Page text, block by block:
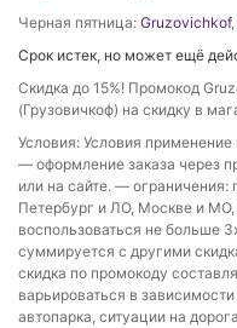
Черная пятница: Gruzovichkof,
Срок истек, но может ещё
Скидка до 15%! Промокод
(Грузовичкоф) на скидку в
Условия: Условия
— оформление заказа через
или на сайте. — ограничения:
Петербург и ЛО, Москве и
воспользоваться не больше
суммируется с другими
скидка по промокоду
варьироваться в
автопарка, ситуации на